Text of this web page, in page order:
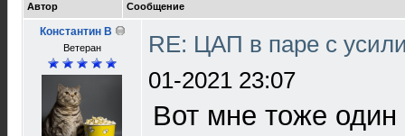
Автор Сообщение
Константин В
Ветеран
RE: ЦАП в паре с
01-2021 23:07
Вот мне тоже один